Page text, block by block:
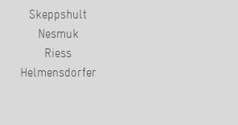
Skeppshult
Nesmuk
Riess
Helmensdorfer